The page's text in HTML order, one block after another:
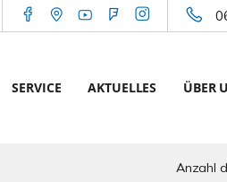
SERVICE AKTUELLES ÜBER
Anzahl